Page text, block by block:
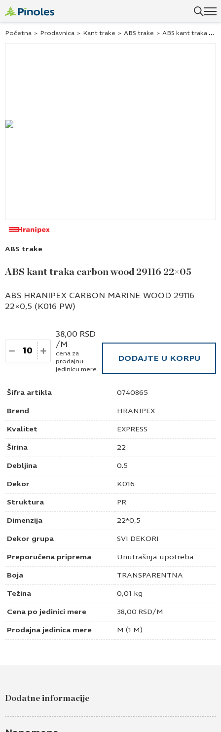
Početna > Prodavnica > Kant trake > ABS trake > ABS kant traka carbon wood 29116 22×05
ABS trake
ABS kant traka carbon wood 29116 22×05
Šifra artikla 0740865
Brend HRANIPEX
Kvalitet EXPRESS
Širina 22
Debljina 0.5
Dekor K016
Struktura PR
Dimenzija 22*0,5
Dekor grupa SVI DEKORI
Preporučena priprema Unutrašnja upotreba
Boja TRANSPARENTNA
Težina 0,01 kg
Cena po jedinici mere 38,00 RSD/M
Prodajna jedinica mere M (1 M)
ABS HRANIPEX CARBON MARINE WOOD 29116
22×0,5 (K016 PW)
Količina
38,00 RSD
/M
cena za
prodajnu
jedinicu mere
DODAJTE U KORPU
Dodatne informacije